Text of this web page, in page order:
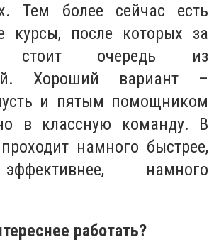
Тем более сейчас есть
курсы, после которых за
стоит очередь из
Хороший вариант –
и пятым помощником
но в классную команду. В
намного быстрее,
намного
работать?